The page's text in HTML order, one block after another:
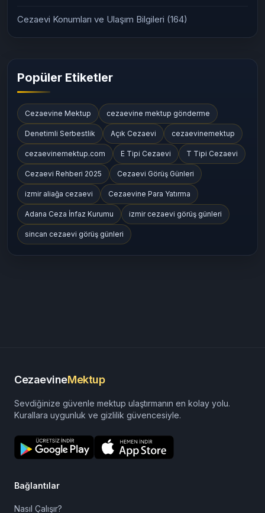
Cezaevi Konumları ve Ulaşım Bilgileri (164)
Popüler Etiketler
Cezaevine Mektup cezaevine mektup gönderme
Denetimli Serbestlik Açık Cezaevi cezaevinemektup
cezaevinemektup.com E Tipi Cezaevi T Tipi Cezaevi
Cezaevi Rehberi 2025 Cezaevi Görüş Günleri
izmir aliağa cezaevi Cezaevine Para Yatırma
Adana Ceza İnfaz Kurumu izmir cezaevi görüş günleri
sincan cezaevi görüş günleri
CezaevineMektup
Sevdiğinize güvenle mektup ulaştırmanın en kolay yolu.
Kurallara uygunluk ve gizlilik güvencesiyle.
Bağlantılar
Nasıl Çalışır?